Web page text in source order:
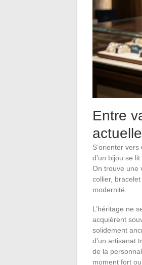
Entre
S’orienter
d’un bijou se
On trouve une
collier,
modernité.
L’héritage ne
acquièrent
solidement
d’un artisanat
de la
moment fort